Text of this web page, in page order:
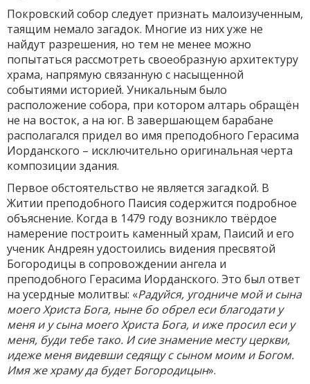
Покровский собор следует признать малоизученным,
таящим немало загадок. Многие из них уже не
найдут разрешения, но тем не менее можно
попытаться рассмотреть своеобразную архитектуру
храма, напрямую связанную с насыщенной
событиями историей. Уникальным было
расположение собора, при котором алтарь обращён
не на восток, а на юг. В завершающем барабане
располагался придел во имя преподобного Герасима
Иорданского – исключительно оригинальная черта
композиции здания.
Первое обстоятельство не является загадкой. В
Житии преподобного Паисия содержится подробное
объяснение. Когда в 1479 году возникло твёрдое
намерение построить каменный храм, Паисий и его
ученик Андреян удостоились видения пресвятой
Богородицы в сопровождении ангела и
преподобного Герасима Иорданского. Это был ответ
на усердные молитвы: «Радуйся, угодниче мой и сына
моего Христа Бога, ныне бо обрел еси благодати у
меня и у сына моего Христа Бога, и иже просил еси у
меня, буди тебе тако. И сие знамение месту церкви,
идеже меня видевши седящу с сыном моим и Богом.
Имя же храму да будет Богородицын».